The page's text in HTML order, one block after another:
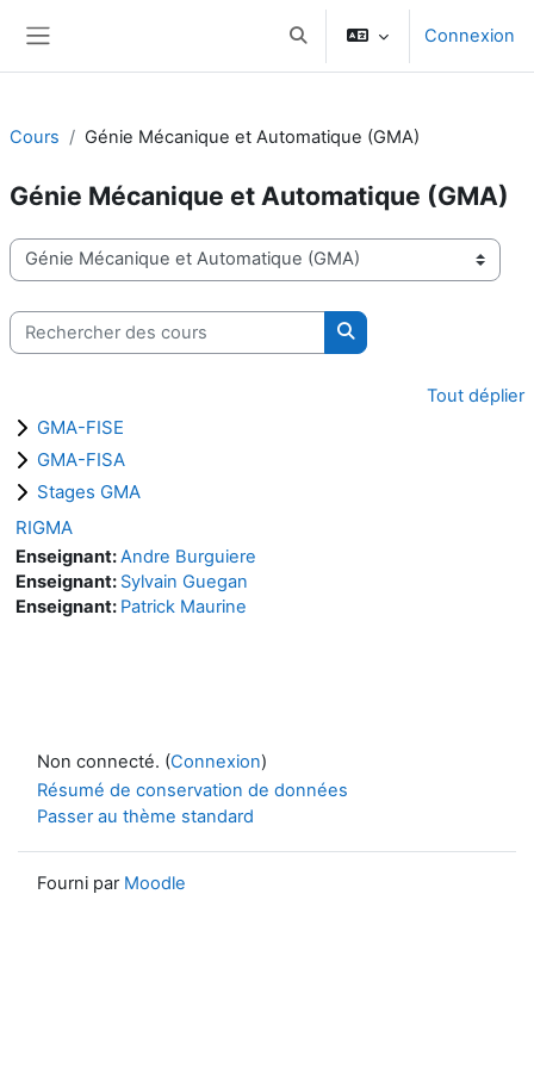
Activer/désactiver la saisie
Connexion
Cours Génie Mécanique et Automatique (GMA)
Génie Mécanique et Automatique (GMA)
Catégories de cours
Rechercher des cours
Rechercher des cours
Tout déplier
GMA-FISE
GMA-FISA
Stages GMA
RIGMA
Enseignant:Andre Burguiere
Enseignant: Sylvain Guegan
Enseignant: Patrick Maurine
Non connecté. (Connexion)
Résumé de conservation de données
Passer au thème standard
Fourni par Moodle